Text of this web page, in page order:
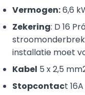
Vermogen:6,6
Zekering: D 16
installatie moet
Kabel 5 x 2,5
Stopcontact